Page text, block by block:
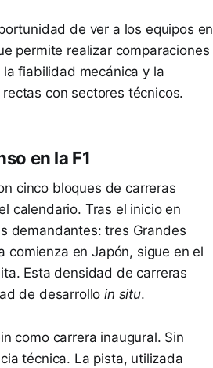
de ver a los equipos en
permite realizar comparaciones
fiabilidad mecánica y la
con sectores técnicos.
en la F1
cinco bloques de carreras
calendario. Tras el inicio en
demandantes: tres Grandes
comienza en Japón, sigue en el
Esta densidad de carreras
de desarrolloin situ.
como carrera inaugural. Sin
técnica. La pista, utilizada